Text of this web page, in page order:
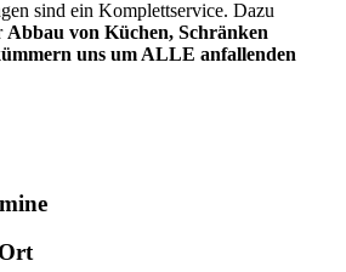
sind ein Komplettservice. Dazu
Abbau von Küchen, Schränken
uns um ALLE anfallenden